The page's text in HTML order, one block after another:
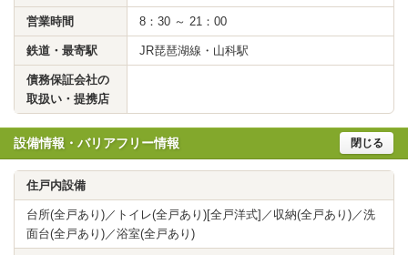
営業時間 8：30 ～ 21：00
鉄道・最寄駅 JR琵琶湖線・山科駅
債務保証会社の
取扱い・提携店
設備情報・バリアフリー情報 閉じる
住戸内設備
台所(全戸あり)／トイレ(全戸あり)[全戸洋式]／収納(全戸あり)／洗
面台(全戸あり)／浴室(全戸あり)